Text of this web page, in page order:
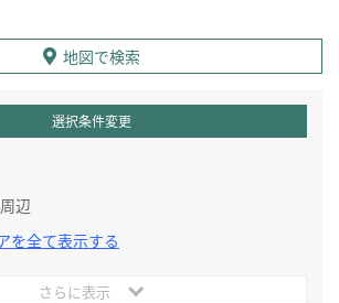
地図で検索
選択条件変更
辺
を全て表示する
さらに表示